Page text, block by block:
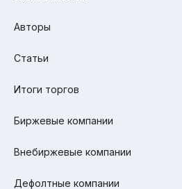
Авторы
Статьи
Итоги торгов
Биржевые компании
Внебиржевые компании
Дефолтные компании